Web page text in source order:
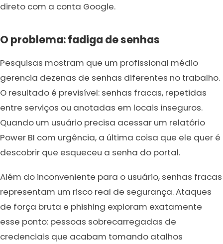
direto com a conta Google.
O problema: fadiga de senhas
Pesquisas mostram que um profissional médio
gerencia dezenas de senhas diferentes no trabalho.
O resultado é previsível: senhas fracas, repetidas
entre serviços ou anotadas em locais inseguros.
Quando um usuário precisa acessar um relatório
Power BI com urgência, a última coisa que ele quer é
descobrir que esqueceu a senha do portal.
Além do inconveniente para o usuário, senhas fracas
representam um risco real de segurança. Ataques
de força bruta e phishing exploram exatamente
esse ponto: pessoas sobrecarregadas de
credenciais que acabam tomando atalhos